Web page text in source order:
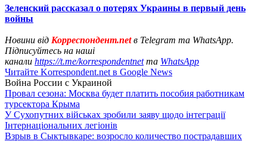
Зеленский рассказал о потерях Украины в первый день
войны
Новини від Корреспондент.netв Telegram та WhatsApp.
Підписуйтесь на наші
канали https://t.me/korrespondentnetта WhatsApp
Читайте Korrespondent.net в Google News
Война России с Украиной
Провал сезона: Москва будет платить пособия работникам
турсектора Крыма
У Сухопутних військах зробили заяву щодо інтеграції
Інтернаціональних легіонів
Взрыв в Сыктывкаре: возросло количество пострадавших